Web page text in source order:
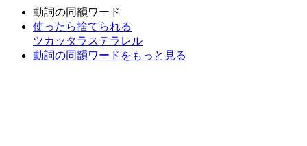
動詞の同韻ワード
使ったら捨てられる
ツカッタラステラレル
動詞の同韻ワードをもっと見る